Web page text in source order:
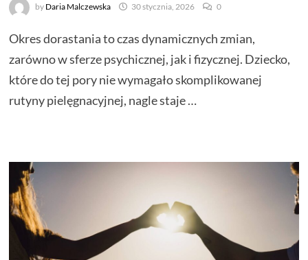
by Daria Malczewska 30 stycznia, 2026 0
Okres dorastania to czas dynamicznych zmian,
zarówno w sferze psychicznej, jak i fizycznej. Dziecko,
które do tej pory nie wymagało skomplikowanej
rutyny pielęgnacyjnej, nagle staje …